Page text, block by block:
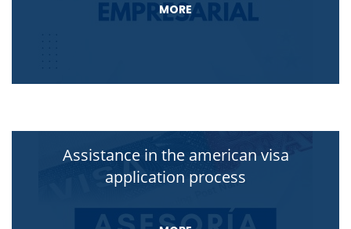
MORE
Assistance in the american visa
application process